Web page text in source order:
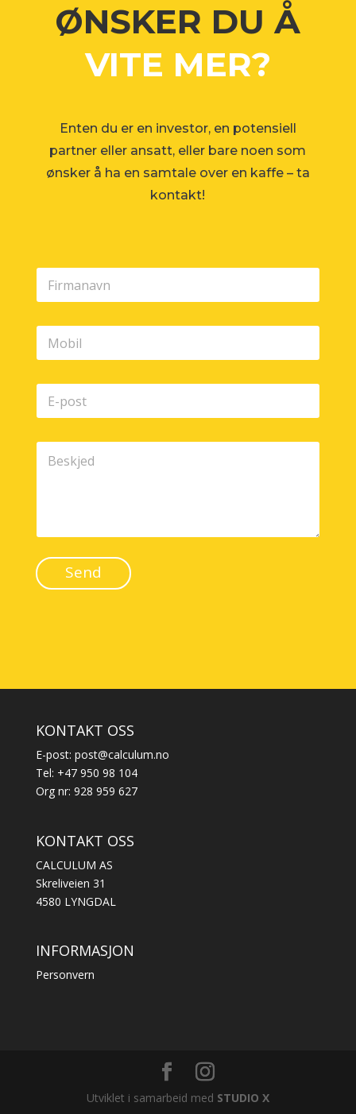
ØNSKER DU Å
VITE MER?
Enten du er en investor, en potensiell
partner eller ansatt, eller bare noen som
ønsker å ha en samtale over en kaffe – ta
kontakt!
Send
KONTAKT OSS
E-post: post@calculum.no
Tel: +47 950 98 104
Org nr: 928 959 627
KONTAKT OSS
CALCULUM AS
Skreliveien 31
4580 LYNGDAL
INFORMASJON
Personvern
Utviklet i samarbeid med STUDIO X